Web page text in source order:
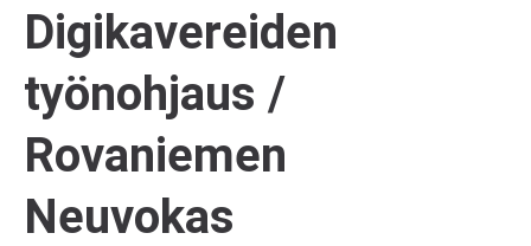
Digikavereiden
työnohjaus /
Rovaniemen
Neuvokas